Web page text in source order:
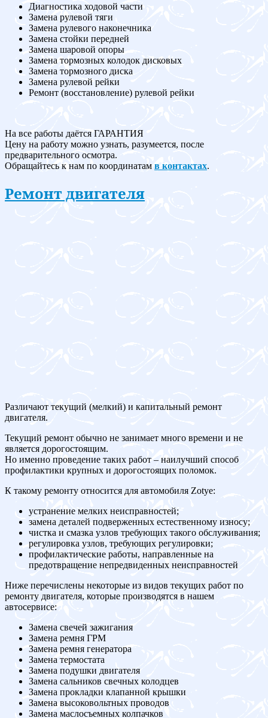
Диагностика ходовой части
Замена рулевой тяги
Замена рулевого наконечника
Замена стойки передней
Замена шаровой опоры
Замена тормозных колодок дисковых
Замена тормозного диска
Замена рулевой рейки
Ремонт (восстановление) рулевой рейки
На все работы даётся ГАРАНТИЯ
Цену на работу можно узнать, разумеется, после
предварительного осмотра.
Обращайтесь к нам по координатам в контактах.
Ремонт двигателя
Различают текущий (мелкий) и капитальный ремонт
двигателя.
Текущий ремонт обычно не занимает много времени и не
является дорогостоящим.
Но именно проведение таких работ – наилучший способ
профилактики крупных и дорогостоящих поломок.
К такому ремонту относится для автомобиля Zotye:
устранение мелких неисправностей;
замена деталей подверженных естественному износу;
чистка и смазка узлов требующих такого обслуживания;
регулировка узлов, требующих регулировки;
профилактические работы, направленные на
предотвращение непредвиденных неисправностей
Ниже перечислены некоторые из видов текущих работ по
ремонту двигателя, которые производятся в нашем
автосервисе:
Замена свечей зажигания
Замена ремня ГРМ
Замена ремня генератора
Замена термостата
Замена подушки двигателя
Замена сальников свечных колодцев
Замена прокладки клапанной крышки
Замена высоковольтных проводов
Замена маслосъемных колпачков